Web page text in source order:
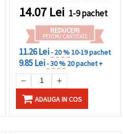
14.07 Lei 1-9 pachet
REDUCERI
PENTRU CANTITATE
11.26 Lei- 20 %10-19 pachet
9.85 Lei- 30 % 20 pachet +
ADAUGA IN COS